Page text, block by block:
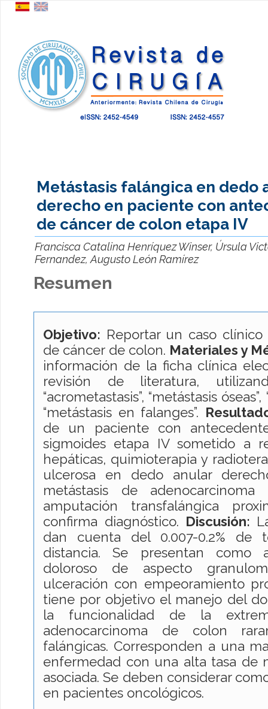
Metástasis falángica en dedo
derecho en paciente con
de cáncer de colon etapa IV
Francisca Catalina Henríquez Winser, Úrsula
Fernandez, Augusto León Ramírez
Resumen
Objetivo: Reportar un caso clínico
de cáncer de colon. Materiales y
información de la ficha clínica
revisión de literatura,
“acrometastasis”, “metástasis
“metástasis en falanges”.
de un paciente con
sigmoides etapa IV sometido a
hepáticas, quimioterapia y
ulcerosa en dedo anular
metástasis de
amputación transfalángica
confirma diagnóstico. Discusión:
dan cuenta del 0.007-0.2% de
distancia. Se presentan como
doloroso de aspecto
ulceración con empeoramiento
tiene por objetivo el manejo del
la funcionalidad de la
adenocarcinoma de colon
falángicas. Corresponden a una
enfermedad con una alta tasa de
asociada. Se deben considerar
en pacientes oncológicos.